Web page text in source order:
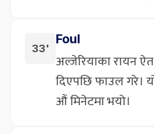
33'
Foul
अल्जेरियाका रायन
दिएपछि फाउल गरे।
औं मिनेटमा भयो।